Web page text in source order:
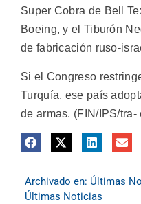
Super Cobra de Bell
Boeing, y el Tiburón
de fabricación ruso-
Si el Congreso
Turquía, ese país
de armas. (FIN/IPS/
Archivado en: Últimas
Últimas Noticias